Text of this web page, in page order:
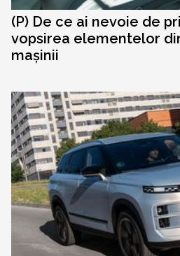
(P) De ce ai nevoie de
vopsirea elementelor
mașinii